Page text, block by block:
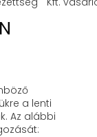
a lenti
Az alábbi